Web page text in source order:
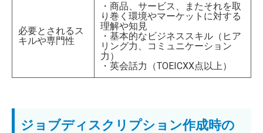
必要とされるス
キルや専門性
・商品、サービス、またそれを取
り巻く環境やマーケットに対する
理解や知見
・基本的なビジネススキル（ヒア
リング力、コミュニケーション
力）
・英会話力（TOEICXX点以上）
ジョブディスクリプション作成時の